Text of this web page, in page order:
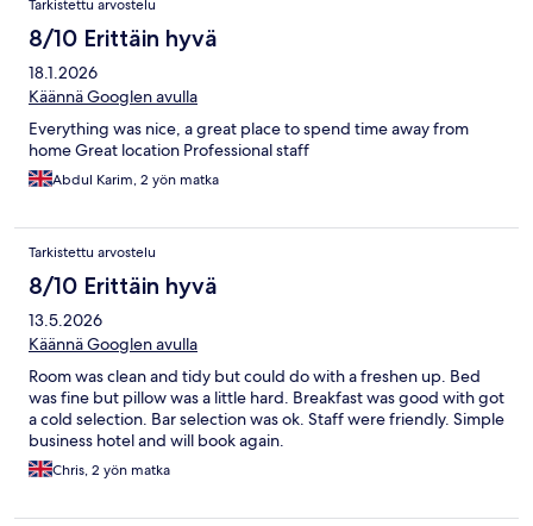
Tarkistettu arvostelu
8/10 Erittäin hyvä
18.1.2026
Käännä Googlen avulla
Everything was nice, a great place to spend time away from
home Great location Professional staff
Abdul Karim, 2 yön matka
Tarkistettu arvostelu
8/10 Erittäin hyvä
13.5.2026
Käännä Googlen avulla
Room was clean and tidy but could do with a freshen up. Bed
was fine but pillow was a little hard. Breakfast was good with got
a cold selection. Bar selection was ok. Staff were friendly. Simple
business hotel and will book again.
Chris, 2 yön matka